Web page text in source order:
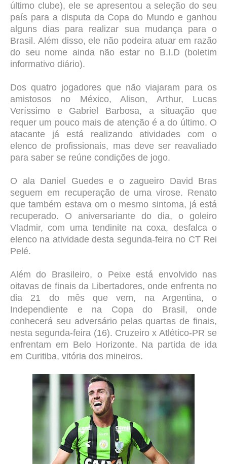
último clube), ele se apresentou a seleção do seu
país para a disputa da Copa do Mundo e ganhou
alguns dias para realizar sua mudança para o
Brasil. Além disso, ele não podeira atuar em razão
do seu nome ainda não estar no B.I.D (boletim
informativo diário).
Dos quatro jogadores que não viajaram para os
amistosos no México, Alison, Arthur, Lucas
Veríssimo e Gabriel Barbosa, a situação que
requer um pouco mais de atenção é a do último. O
atacante já está realizando atividades com o
elenco de profissionais, mas deve ser reavaliado
para saber se reúne condições de jogo.
O ala Daniel Guedes e o zagueiro David Bras
seguem em recuperação de uma virose. Renato
que também estava om o mesmo sintoma, já está
recuperado. O aniversariante do dia, o goleiro
Vladmir, com uma tendinite na coxa, desfalca o
elenco na atividade desta segunda-feira no CT Rei
Pelé.
Além do Brasileiro, o Peixe está envolvido nas
oitavas de finais da Libertadores, onde enfrenta no
dia 21 do mês que vem, na Argentina, o
Independiente e na Copa do Brasil, onde
conhecerá seu adversário pelas quartas de finais,
nesta segunda-feira (16). Cruzeiro x Atlético-PR se
enfrentam em Belo Horizonte. Na partida de ida
em Curitiba, vitória dos mineiros.